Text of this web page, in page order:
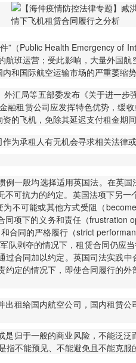
（Public Health Emergency of
班运营；受此影响，大量外国
和国际航空运输市场的严重萎缩
汇局等五部委发布《关于进一
租赁公司应发挥特色优势，
的飞机，免除其延迟支付租金期间
为承租人有无机会寻求相关法律
一般均选择适用英国法。在英
可抗力的约定。英国法项下另
不可能或其他方式受阻（
项下的义务和责任（
合同的严格履行（strict
剥夺的情况下，租赁合同仍应
合同加以约定。英国司法实践
定的情况下，即使合同履行的
租给国内航空公司，国内租赁
归于一般的商业风险，不能泛
不能预见、不能避免且不能克服